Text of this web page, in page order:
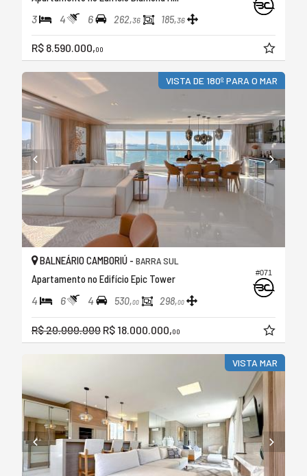
3 4 6 262,36 185,36
R$ 8.590.000,00
VISTA DE 180º PARA O MAR
#071
BALNEÁRIO CAMBORIÚ - BARRA SUL
Apartamento no Edifício Epic Tower
4 6 4 530,00 298,00
R$ 20.000.000 R$ 18.000.000,00
VISTA MAR